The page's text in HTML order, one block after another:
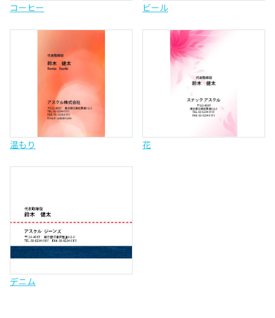
コーヒー ビール
温もり 花
デニム